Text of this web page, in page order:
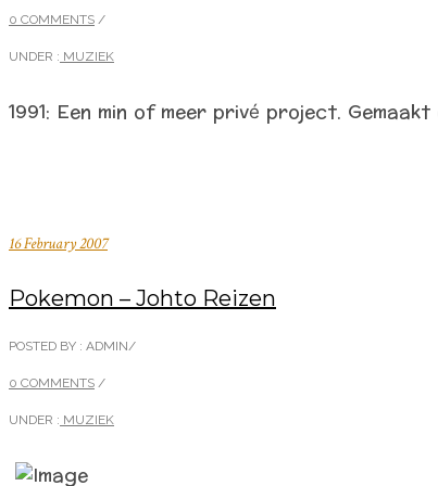
0 COMMENTS /
UNDER : MUZIEK
1991: Een min of meer privé project.
16 February 2007
Pokemon – Johto Reizen
POSTED BY : ADMIN/
0 COMMENTS /
UNDER : MUZIEK